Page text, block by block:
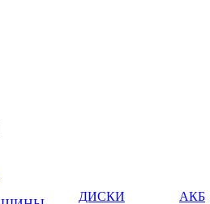
ДИСКИ
АКБ